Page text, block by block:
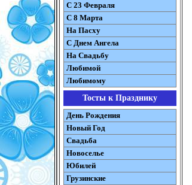
С 23 Февраля
С 8 Марта
На Пасху
C Днем Ангела
На Свадьбу
Любимой
Любимому
Тосты к Празднику
День Рождения
Новый Год
Свадьба
Новоселье
Юбилей
Грузинские